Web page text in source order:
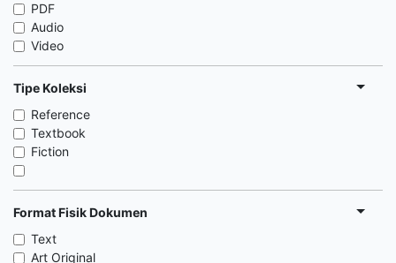
PDF
Audio
Video
Tipe Koleksi
Reference
Textbook
Fiction
Format Fisik Dokumen
Text
Art Original